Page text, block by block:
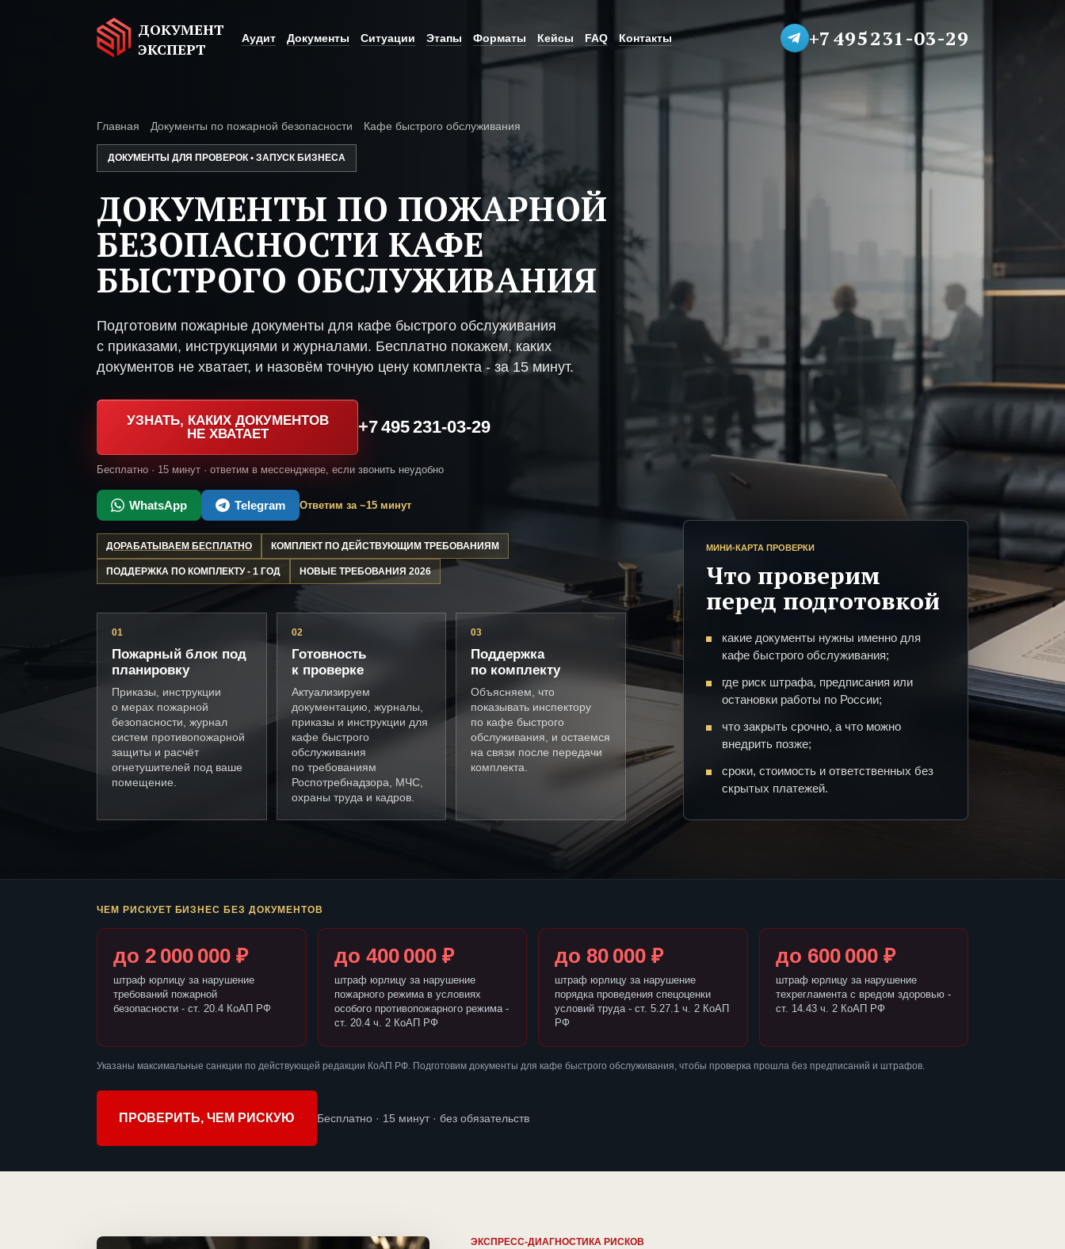
ДОКУМЕНТ
ЭКСПЕРТ
Аудит Документы Ситуации Этапы Форматы Кейсы FAQ Контакты +7 495 231-03-29
Главная Документы по пожарной безопасности Кафе быстрого обслуживания
ДОКУМЕНТЫ ДЛЯ ПРОВЕРОК • ЗАПУСК БИЗНЕСА
ДОКУМЕНТЫ ПО ПОЖАРНОЙ
БЕЗОПАСНОСТИ КАФЕ
БЫСТРОГО ОБСЛУЖИВАНИЯ
Подготовим пожарные документы для кафе быстрого обслуживания
с приказами, инструкциями и журналами. Бесплатно покажем, каких
документов не хватает, и назовём точную цену комплекта - за 15 минут.
УЗНАТЬ, КАКИХ ДОКУМЕНТОВ
НЕ ХВАТАЕТ
+7 495 231-03-29
Бесплатно · 15 минут · ответим в мессенджере, если звонить неудобно
WhatsApp Telegram Ответим за ~15 минут
ДОРАБАТЫВАЕМ БЕСПЛАТНО КОМПЛЕКТ ПО ДЕЙСТВУЮЩИМ ТРЕБОВАНИЯМ
ПОДДЕРЖКА ПО КОМПЛЕКТУ - 1 ГОД НОВЫЕ ТРЕБОВАНИЯ 2026
01
Пожарный блок под
планировку
Приказы, инструкции
о мерах пожарной
безопасности, журнал
систем противопожарной
защиты и расчёт
огнетушителей под ваше
помещение.
02
Готовность
к проверке
Актуализируем
документацию, журналы,
приказы и инструкции для
кафе быстрого
обслуживания
по требованиям
Роспотребнадзора, МЧС,
охраны труда и кадров.
03
Поддержка
по комплекту
Объясняем, что
показывать инспектору
по кафе быстрого
обслуживания, и остаемся
на связи после передачи
комплекта.
МИНИ-КАРТА ПРОВЕРКИ
Что проверим
перед подготовкой
какие документы нужны именно для
кафе быстрого обслуживания;
где риск штрафа, предписания или
остановки работы по России;
что закрыть срочно, а что можно
внедрить позже;
сроки, стоимость и ответственных без
скрытых платежей.
ЧЕМ РИСКУЕТ БИЗНЕС БЕЗ ДОКУМЕНТОВ
до 2 000 000 ₽
штраф юрлицу за нарушение
требований пожарной
безопасности - ст. 20.4 КоАП РФ
до 400 000 ₽
штраф юрлицу за нарушение
пожарного режима в условиях
особого противопожарного режима -
ст. 20.4 ч. 2 КоАП РФ
до 80 000 ₽
штраф юрлицу за нарушение
порядка проведения спецоценки
условий труда - ст. 5.27.1 ч. 2 КоАП
РФ
до 600 000 ₽
штраф юрлицу за нарушение
техрегламента с вредом здоровью -
ст. 14.43 ч. 2 КоАП РФ
Указаны максимальные санкции по действующей редакции КоАП РФ. Подготовим документы для кафе быстрого обслуживания, чтобы проверка прошла без предписаний и штрафов.
ПРОВЕРИТЬ, ЧЕМ РИСКУЮ Бесплатно · 15 минут · без обязательств
ЭКСПРЕСС-ДИАГНОСТИКА РИСКОВ